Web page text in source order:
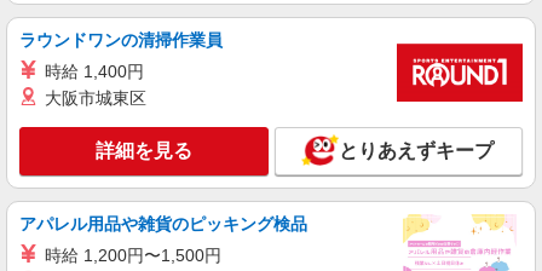
時給2400円〜＜交通費全額支給(ガソリン代含
キープ 詳細を見る
派遣社員
株式会社kotrio /●SW-H2-1985916
新川崎駅＊夜勤専従＊日収4.3万円〜！高時給
ラウンドワンの清掃作業員
時給 1,400円
大阪市城東区
詳細を見る とりあえずキープ
アパレル用品や雑貨のピッキング検品
時給 1,200円〜1,500円